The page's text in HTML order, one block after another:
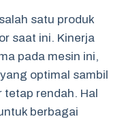
satu produk
saat ini. Kinerja
pada mesin ini,
optimal sambil
tetap rendah. Hal
berbagai